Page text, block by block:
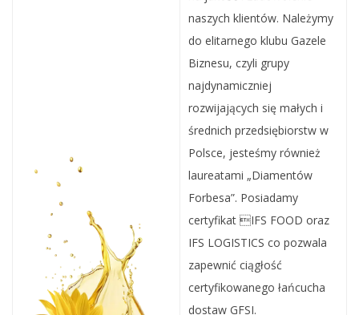
naszych klientów. Należymy
do elitarnego klubu Gazele
Biznesu, czyli grupy
najdynamiczniej
rozwijających się małych i
średnich przedsiębiorstw w
Polsce, jesteśmy również
laureatami „Diamentów
Forbesa”. Posiadamy
certyfikat IFS FOOD oraz
IFS LOGISTICS co pozwala
zapewnić ciągłość
certyfikowanego łańcucha
dostaw GFSI.